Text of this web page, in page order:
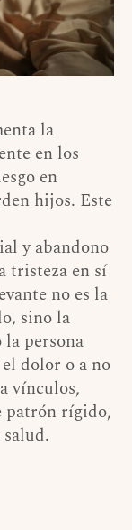
la
en los
en
hijos. Este
y abandono
tristeza en sí
no es la
sino la
persona
dolor o a no
vínculos,
patrón rígido,